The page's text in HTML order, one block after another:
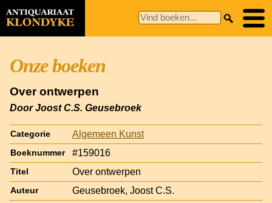
Onze boeken
Over ontwerpen
Door Joost C.S. Geusebroek
Categorie Algemeen Kunst
Boeknummer #159016
Titel Over ontwerpen
Auteur Geusebroek, Joost C.S.